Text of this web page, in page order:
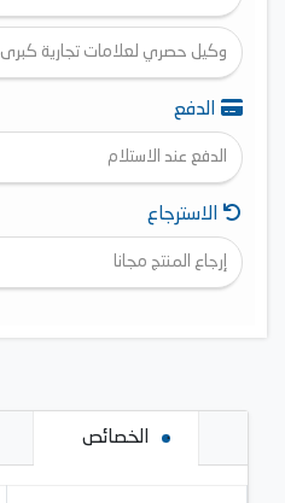
وكيل حصري لعلامات تجارية كبرى
الدفع
الدفع عند الاستلام
الاسترجاع
إرجاع المنتج مجانا
الخصائص